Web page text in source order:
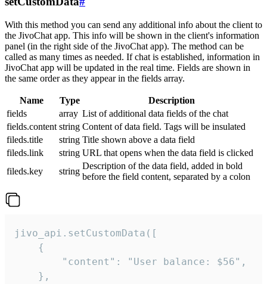
With this method you can send any additional info about the client to
the JivoChat app. This info will be shown in the client's information
panel (in the right side of the JivoChat app). The method can be
called as many times as needed. If chat is established, information in
JivoChat app will be updated in the real time. Fields are shown in
the same order as they appear in the fields array.
Name Type
Description
fields
array List of additional data fields of the chat
fields.content string Content of data field. Tags will be insulated
fileds.title
string Title shown above a data field
fileds.link
string URL that opens when the data field is clicked
fileds.key
string
Description of the data field, added in bold
before the field content, separated by a colon
jivo_api.setCustomData([
    {
        "content": "User balance: $56",
    },